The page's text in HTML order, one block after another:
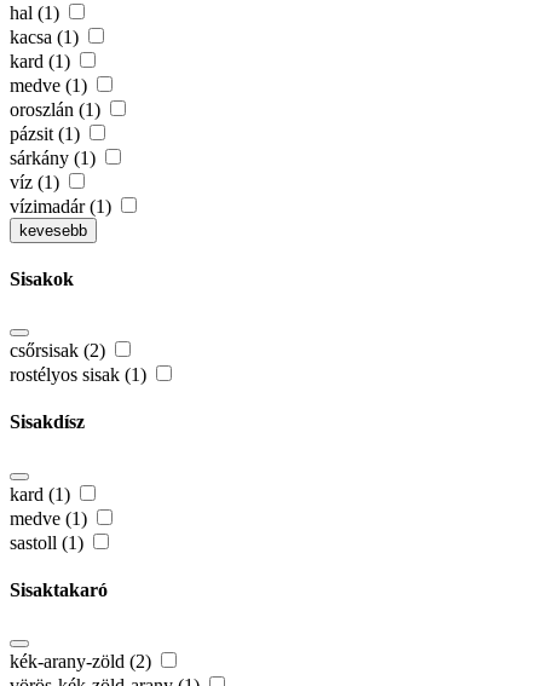
hal (1)
kacsa (1)
kard (1)
medve (1)
oroszlán (1)
pázsit (1)
sárkány (1)
víz (1)
vízimadár (1)
kevesebb
Sisakok
csőrsisak (2)
rostélyos sisak (1)
Sisakdísz
kard (1)
medve (1)
sastoll (1)
Sisaktakaró
kék-arany-zöld (2)